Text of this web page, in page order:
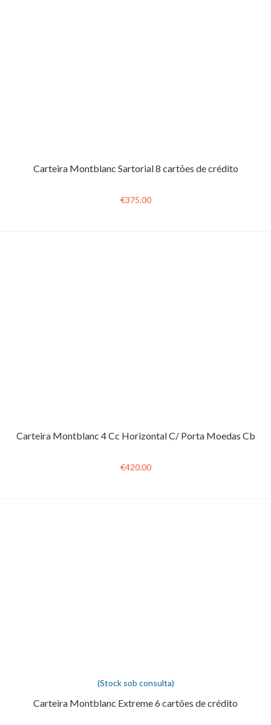
Carteira Montblanc Sartorial 8 cartões de crédito
€375.00
Carteira Montblanc 4 Cc Horizontal C/ Porta Moedas Cb
€420.00
(Stock sob consulta)
Carteira Montblanc Extreme 6 cartões de crédito